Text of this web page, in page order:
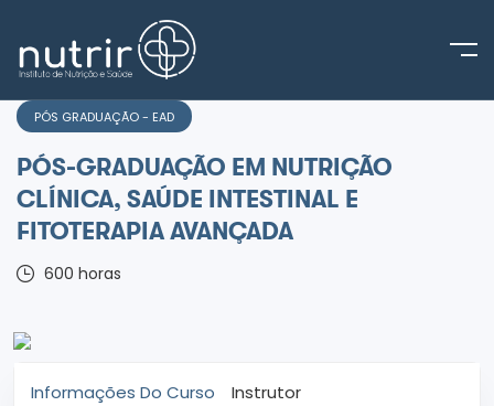
PÓS GRADUAÇÃO - EAD
PÓS-GRADUAÇÃO EM NUTRIÇÃO
CLÍNICA, SAÚDE INTESTINAL E
FITOTERAPIA AVANÇADA
600 horas
Informações Do Curso Instrutor